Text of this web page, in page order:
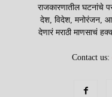
राजकारणातील घटनांचे
देश, विदेश, मनोरंजन,
देणारं मराठी माणसाचं
Contact us: